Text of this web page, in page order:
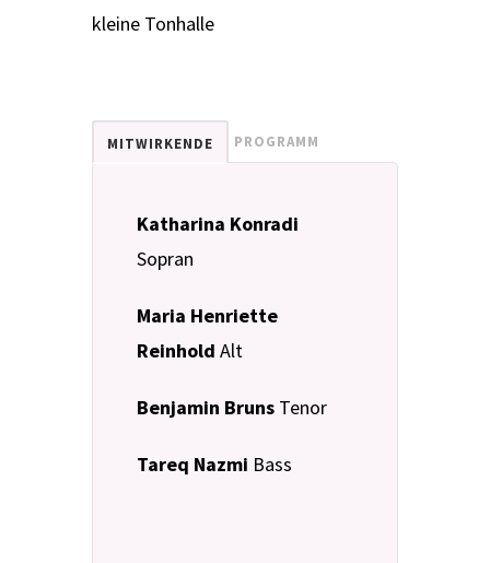
kleine Tonhalle
MITWIRKENDE PROGRAMM
Katharina Konradi
Sopran
Maria Henriette
Reinhold Alt
Benjamin Bruns Tenor
Tareq Nazmi Bass